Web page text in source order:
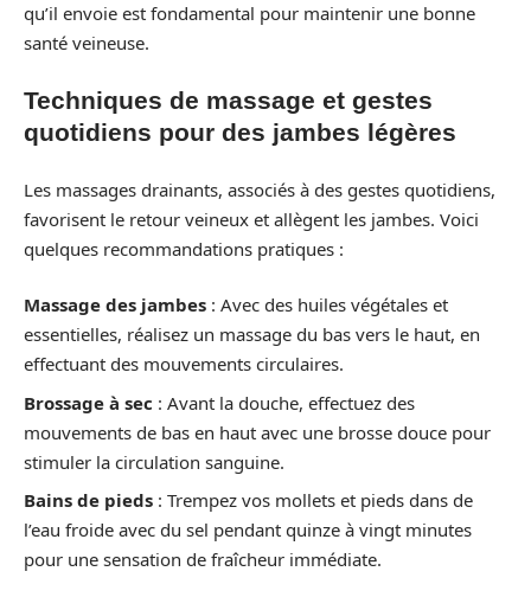
qu’il envoie est fondamental pour maintenir une bonne
santé veineuse.
Techniques de massage et gestes
quotidiens pour des jambes légères
Les massages drainants, associés à des gestes quotidiens,
favorisent le retour veineux et allègent les jambes. Voici
quelques recommandations pratiques :
Massage des jambes : Avec des huiles végétales et
essentielles, réalisez un massage du bas vers le haut, en
effectuant des mouvements circulaires.
Brossage à sec : Avant la douche, effectuez des
mouvements de bas en haut avec une brosse douce pour
stimuler la circulation sanguine.
Bains de pieds : Trempez vos mollets et pieds dans de
l’eau froide avec du sel pendant quinze à vingt minutes
pour une sensation de fraîcheur immédiate.